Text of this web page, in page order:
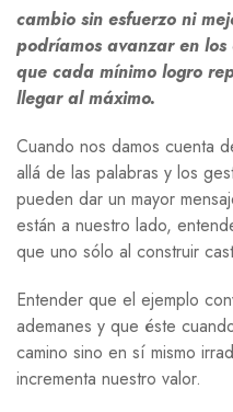
cambio sin esfuerzo ni
podríamos avanzar en
que cada mínimo logro
llegar al máximo.
Cuando nos damos cuenta
allá de las palabras y los
pueden dar un mayor
están a nuestro lado,
que uno sólo al construir
Entender que el ejemplo
ademanes y que éste
camino sino en sí mismo
incrementa nuestro valor.